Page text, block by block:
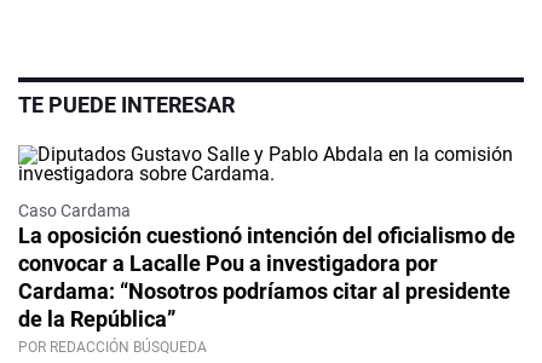
TE PUEDE INTERESAR
Caso Cardama
La oposición cuestionó intención del oficialismo de
convocar a Lacalle Pou a investigadora por
Cardama: “Nosotros podríamos citar al presidente
de la República”
POR REDACCIÓN BÚSQUEDA